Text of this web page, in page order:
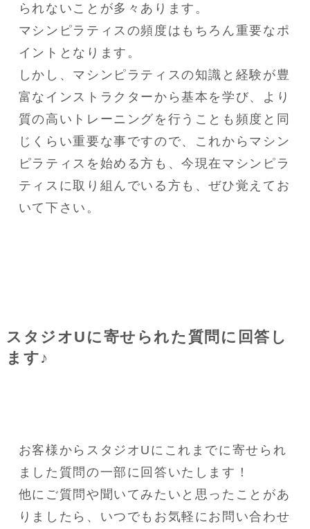
られないことが多々あります。
マシンピラティスの頻度はもちろん重要なポ
イントとなります。
しかし、マシンピラティスの知識と経験が豊
富なインストラクターから基本を学び、より
質の高いトレーニングを行うことも頻度と同
じくらい重要な事ですので、これからマシン
ピラティスを始める方も、今現在マシンピラ
ティスに取り組んでいる方も、ぜひ覚えてお
いて下さい。
スタジオUに寄せられた質問に回答し
ます♪
お客様からスタジオUにこれまでに寄せられ
ました質問の一部に回答いたします！
他にご質問や聞いてみたいと思ったことがあ
りましたら、いつでもお気軽にお問い合わせ